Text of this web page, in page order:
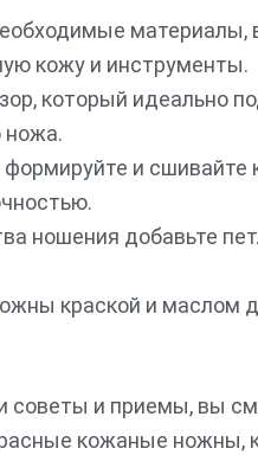
материалы,
кожу и инструменты.
который идеально
ножа.
формируйте и сшивайте
ношения добавьте
краской и маслом
советы и приемы, вы
кожаные ножны,